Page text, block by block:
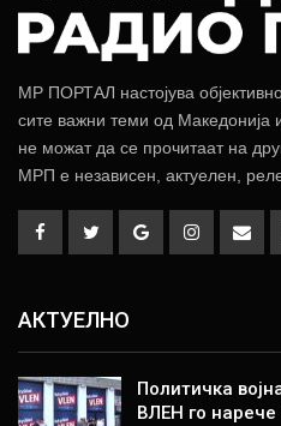
МР ПОРТАЛ настојува
сите важни теми од Македонија
не можат да се прочитаат на
МРП е независен, актуелен,
АКТУЕЛНО
Политичка
ВЛЕН го нарече